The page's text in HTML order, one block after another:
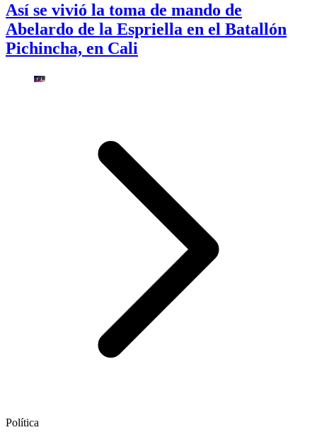
Así se vivió la toma de mando de
Abelardo de la Espriella en el Batallón
Pichincha, en Cali
Política